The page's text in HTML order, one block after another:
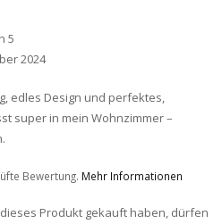
5
2024
edles Design und perfektes,
super in mein Wohnzimmer –
Bewertung. Mehr Informationen
Produkt gekauft haben, dürfen